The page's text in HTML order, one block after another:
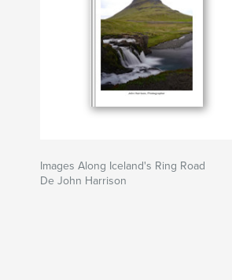
Images Along Iceland's Ring Road
De John Harrison